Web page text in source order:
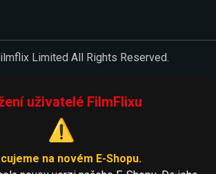
Limited All Rights Reserved.
uživatelé FilmFlixu
⚠️
na novém E-Shopu.